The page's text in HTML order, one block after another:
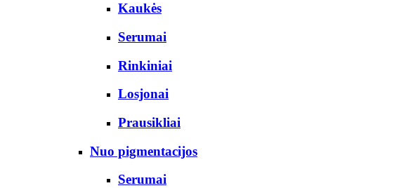
Kaukės
Serumai
Rinkiniai
Losjonai
Prausikliai
Nuo pigmentacijos
Serumai